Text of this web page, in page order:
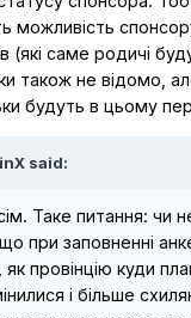
можливість
(які саме родичі
також не відомо,
будуть в цьому
said:
Таке питання: чи
при заповненні
провінцію куди
і більше